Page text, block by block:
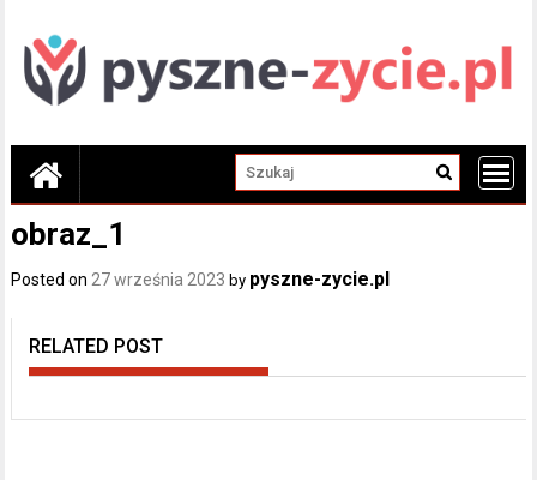
content
obraz_1
Posted on 27 września 2023 by pyszne-zycie.pl
RELATED POST